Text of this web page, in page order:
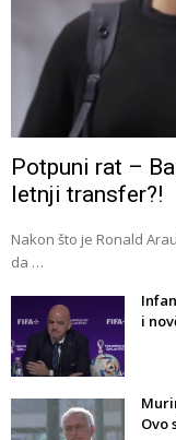
Potpuni rat –
letnji transfer?!
Nakon što je Ronald
da …
i
Ovo